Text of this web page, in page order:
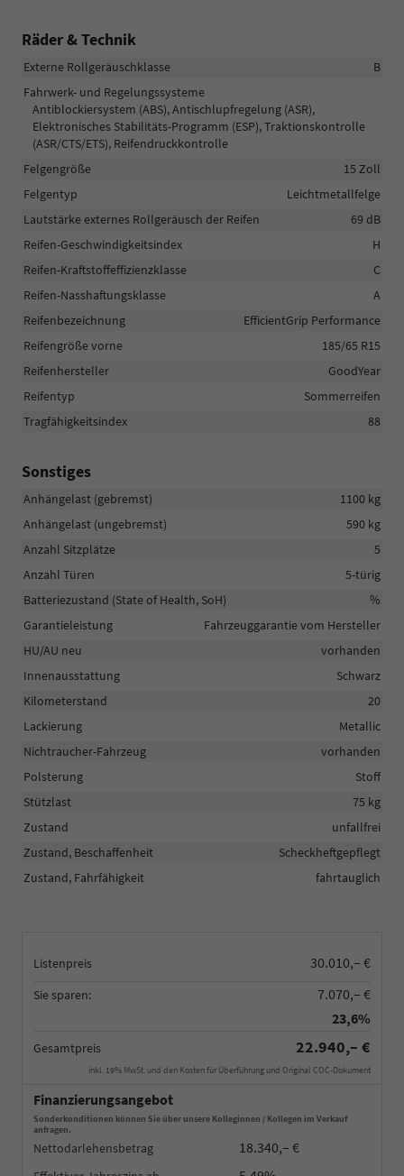
Listenpreis 30.010,– €
Sie sparen:
7.070,– €
23,6%
Gesamtpreis 22.940,– €
inkl. 19% MwSt. und den Kosten für Überführung und Original COC-Dokument
Finanzierungsangebot
Sonderkonditionen können Sie über unsere Kolleginnen / Kollegen im Verkauf
anfragen.
Nettodarlehensbetrag 18.340,– €
Räder & Technik
Externe Rollgeräuschklasse
B
Fahrwerk- und Regelungssysteme
Antiblockiersystem (ABS), Antischlupfregelung (ASR),
Elektronisches Stabilitäts-Programm (ESP), Traktionskontrolle
(ASR/CTS/ETS), Reifendruckkontrolle
Felgengröße
15 Zoll
Felgentyp
Leichtmetallfelge
Lautstärke externes Rollgeräusch der Reifen
69 dB
Reifen-Geschwindigkeitsindex
H
Reifen-Kraftstoffeffizienzklasse
C
Reifen-Nasshaftungsklasse
A
Reifenbezeichnung
EfficientGrip Performance
Reifengröße vorne
185/65 R15
Reifenhersteller
GoodYear
Reifentyp
Sommerreifen
Tragfähigkeitsindex
88
Sonstiges
Anhängelast (gebremst)
1100 kg
Anhängelast (ungebremst)
590 kg
Anzahl Sitzplätze
5
Anzahl Türen
5-türig
Batteriezustand (State of Health, SoH)
%
Garantieleistung
Fahrzeuggarantie vom Hersteller
HU/AU neu
vorhanden
Innenausstattung
Schwarz
Kilometerstand
20
Lackierung
Metallic
Nichtraucher-Fahrzeug
vorhanden
Polsterung
Stoff
Stützlast
75 kg
Zustand
unfallfrei
Zustand, Beschaffenheit
Scheckheftgepflegt
Zustand, Fahrfähigkeit
fahrtauglich